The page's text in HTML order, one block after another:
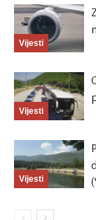
Vijesti
Vijesti
Vijesti